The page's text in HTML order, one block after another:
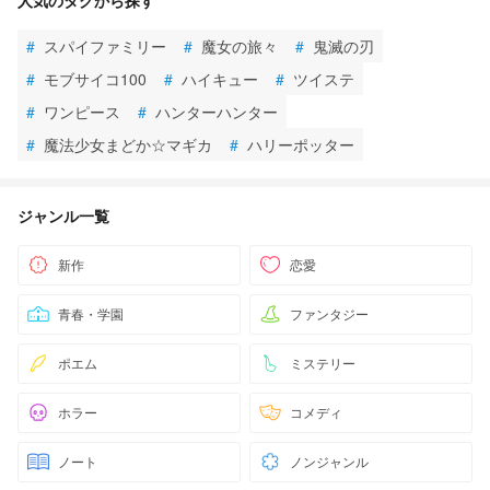
# スパイファミリー # 魔女の旅々 # 鬼滅の刃
# モブサイコ100 # ハイキュー # ツイステ
# ワンピース # ハンターハンター
# 魔法少女まどか☆マギカ # ハリーポッター
ジャンル一覧
新作 恋愛
青春・学園 ファンタジー
ポエム ミステリー
ホラー コメディ
ノート ノンジャンル